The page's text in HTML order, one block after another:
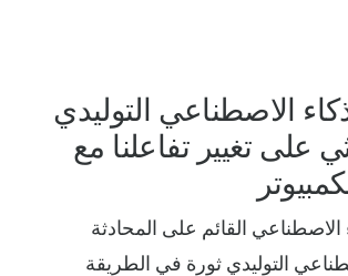
الاصطناعي التوليدي
على تغيير تفاعلنا مع
القائم على المحادثة
التوليدي ثورة في الطريقة